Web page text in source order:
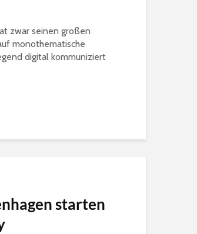
zwar seinen großen
monothematische
digital kommuniziert
starten